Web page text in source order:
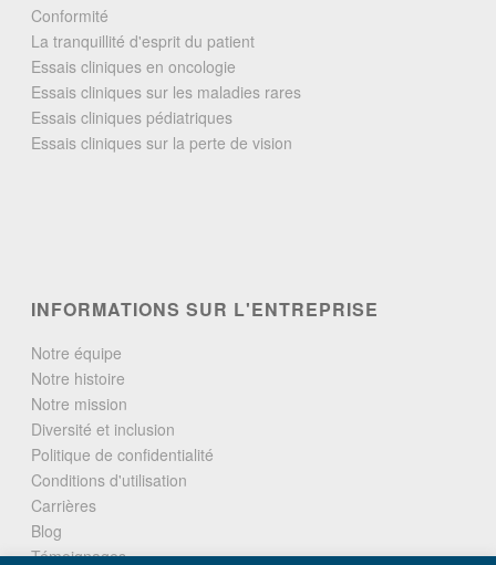
Conformité
La tranquillité d'esprit du patient
Essais cliniques en oncologie
Essais cliniques sur les maladies rares
Essais cliniques pédiatriques
Essais cliniques sur la perte de vision
INFORMATIONS SUR L'ENTREPRISE
Notre équipe
Notre histoire
Notre mission
Diversité et inclusion
Politique de confidentialité
Conditions d'utilisation
Carrières
Blog
Témoignages